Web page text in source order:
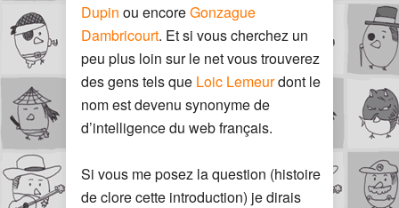
Dupin ou encoreGonzague
Dambricourt. Et si vous cherchez un
peu plus loin sur le net vous trouverez
des gens tels que Loic Lemeurdont le
nom est devenu synonyme de
d’intelligence du web français.
Si vous me posez la question (histoire
de clore cette introduction) je dirais